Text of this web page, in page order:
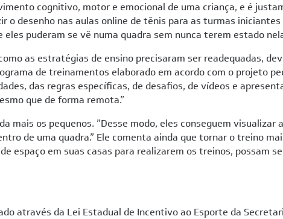
cognitivo, motor e emocional de uma criança, e é
desenho nas aulas online de tênis para as turmas iniciantes
puderam se vê numa quadra sem nunca terem estado
as estratégias de ensino precisaram ser readequadas,
de treinamentos elaborado em acordo com o projeto
das regras específicas, de desafios, de vídeos e
que de forma remota.”
mais os pequenos. ”Desse modo, eles conseguem visualizar
de uma quadra.” Ele comenta ainda que tornar o treino
espaço em suas casas para realizarem os treinos, possam
através da Lei Estadual de Incentivo ao Esporte da